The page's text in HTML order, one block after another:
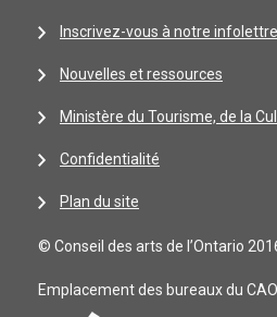
Inscrivez-vous à notre infolettre
Nouvelles et ressources
Ministère du Tourisme, de la
Confidentialité
Plan du site
© Conseil des arts de l’Ontario
Emplacement des bureaux du CAO